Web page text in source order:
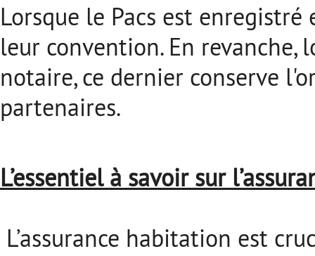
Lorsque le Pacs est
leur convention. En revanche,
notaire, ce dernier conserve
partenaires.
L’essentiel à savoir sur
L’assurance habitation est